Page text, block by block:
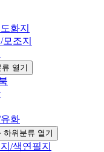
화지
조지
열기
화
하위분류 열기
/색연필지